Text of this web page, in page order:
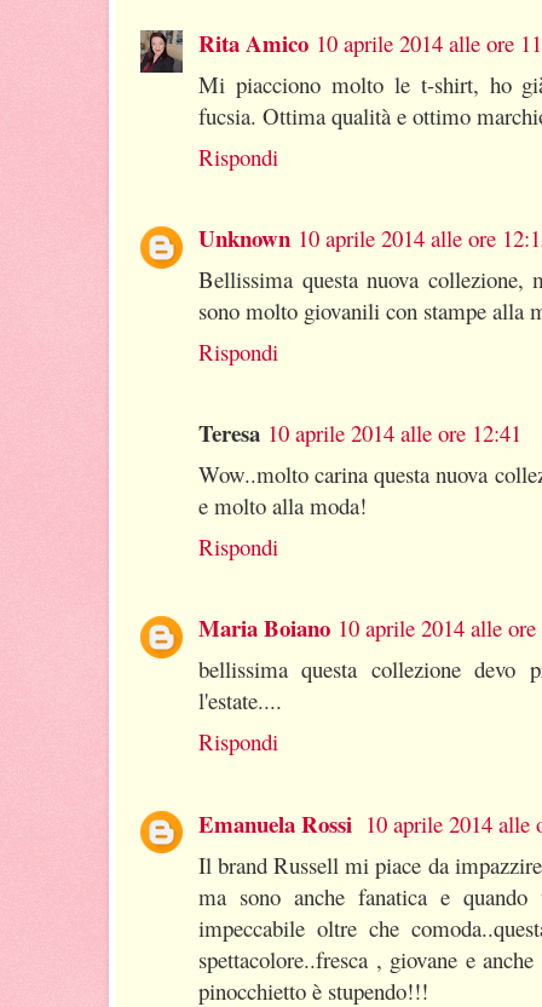
Rita Amico 10 aprile 2014 alle ore
Mi piacciono molto le t-shirt, ho
fucsia. Ottima qualità e ottimo
Rispondi
Unknown 10 aprile 2014 alle ore
Bellissima questa nuova collezione,
sono molto giovanili con stampe alla
Rispondi
Teresa 10 aprile 2014 alle ore 12:41
Wow..molto carina questa nuova
e molto alla moda!
Rispondi
Maria Boiano 10 aprile 2014 alle
bellissima questa collezione devo
l'estate....
Rispondi
Emanuela Rossi 10 aprile 2014 alle
Il brand Russell mi piace da
ma sono anche fanatica e quando
impeccabile oltre che
spettacolore..fresca , giovane e
pinocchietto è stupendo!!!